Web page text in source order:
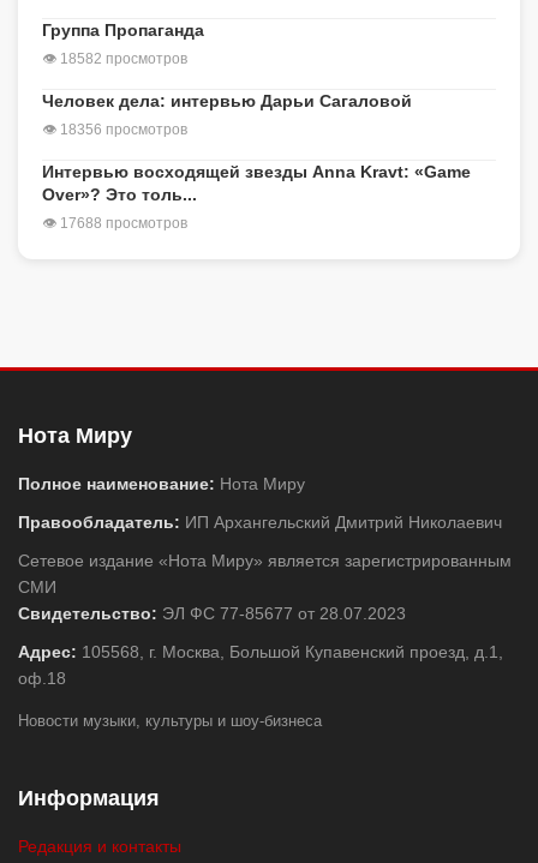
Группа Пропаганда
👁 18582 просмотров
Человек дела: интервью Дарьи Сагаловой
👁 18356 просмотров
Интервью восходящей звезды Anna Kravt: «Game
Over»? Это толь...
👁 17688 просмотров
Нота Миру
Полное наименование: Нота Миру
Правообладатель: ИП Архангельский Дмитрий Николаевич
Сетевое издание «Нота Миру» является зарегистрированным
СМИ
Свидетельство: ЭЛ ФС 77-85677 от 28.07.2023
Адрес: 105568, г. Москва, Большой Купавенский проезд, д.1,
оф.18
Новости музыки, культуры и шоу-бизнеса
Информация
Редакция и контакты